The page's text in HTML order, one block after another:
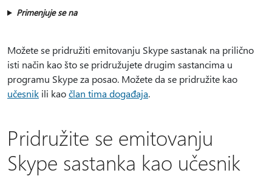
Primenjuje se na
Možete se pridružiti emitovanju Skype sastanak na prilično
isti način kao što se pridružujete drugim sastancima u
programu Skype za posao. Možete da se pridružite kao
učesnik ili kaočlan tima događaja.
Pridružite se emitovanju
Skype sastanka kao učesnik